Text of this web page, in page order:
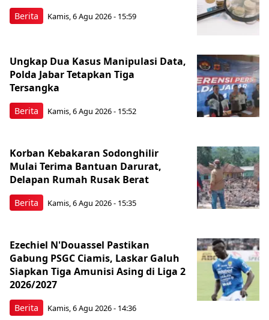
Berita Kamis, 6 Agu 2026 - 15:59
Berita
Ungkap Dua Kasus Manipulasi Data,
Polda Jabar Tetapkan Tiga
Tersangka
Kamis, 6 Agu 2026 - 15:52
Berita
Korban Kebakaran Sodonghilir
Mulai Terima Bantuan Darurat,
Delapan Rumah Rusak Berat
Kamis, 6 Agu 2026 - 15:35
Berita
Ezechiel N'Douassel Pastikan
Gabung PSGC Ciamis, Laskar Galuh
Siapkan Tiga Amunisi Asing di Liga 2
2026/2027
Kamis, 6 Agu 2026 - 14:36